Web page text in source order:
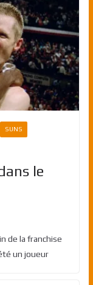
SUNS
le
de la franchise
un joueur